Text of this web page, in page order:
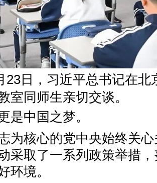
日，习近平总书记在北
室同师生亲切交谈。
是中国之梦。
为核心的党中央始终关
采取了一系列政策举措
环境。